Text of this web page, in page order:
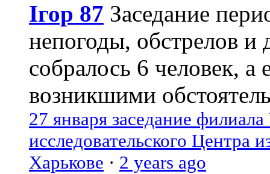
Ігор 87 Заседание
непогоды, обстрелов и
собралось 6 человек, а
возникшими
27 января заседание
исследовательского Центра
Харькове · 2 years ago